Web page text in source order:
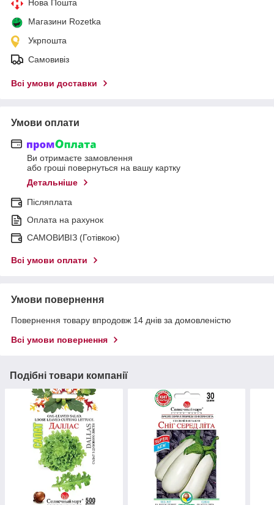
Нова Пошта
Магазини Rozetka
Укрпошта
Самовивіз
Всі умови доставки
Умови оплати
Ви отримаєте замовлення
або гроші повернуться на вашу картку
Детальніше
Післяплата
Оплата на рахунок
САМОВИВІЗ (Готівкою)
Всі умови оплати
Умови повернення
Повернення товару впродовж 14 днів за домовленістю
Всі умови повернення
Подібні товари компанії